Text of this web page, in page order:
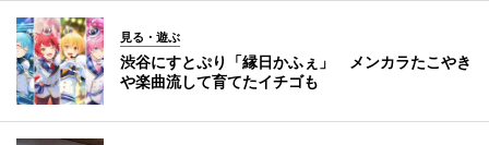
見る・遊ぶ
渋谷にすとぷり「縁日かふぇ」 メンカラたこやき
や楽曲流して育てたイチゴも